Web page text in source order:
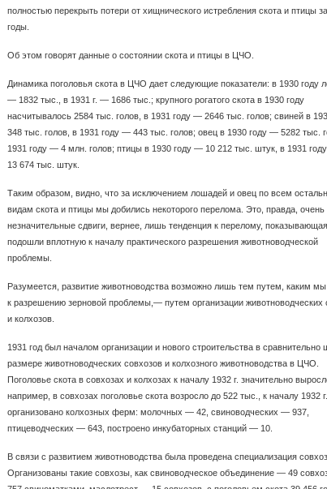
полностью перекрыть потери от хищнического истребления скота и птицы
годы.
Об этом говорят данные о состоянии скота и птицы в ЦЧО.
Динамика поголовья скота в ЦЧО дает следующие показатели: в 1930 году
— 1832 тыс., в 1931 г. — 1686 тыс.; крупного рогатого скота в 1930 году
насчитывалось 2584 тыс. голов, в 1931 году — 2646 тыс. голов; свиней в
348 тыс. голов, в 1931 году — 443 тыс. голов; овец в 1930 году — 5282 тыс.
1931 году — 4 млн. голов; птицы в 1930 году — 10 212 тыс. штук, в 1931
13 674 тыс. штук.
Таким образом, видно, что за исключением лошадей и овец по всем
видам скота и птицы мы добились некоторого перелома. Это, правда, очень
незначительные сдвиги, вернее, лишь тенденция к перелому,
подошли вплотную к началу практического разрешения животноводческой
проблемы.
Разумеется, развитие животноводства возможно лишь тем путем, каким
к разрешению зерновой проблемы,— путем организации животноводческих
и колхозов.
1931 год был началом организации и нового строительства в сравнительно
размере животноводческих совхозов и колхозного животноводства в ЦЧО.
Поголовье скота в совхозах и колхозах к началу 1932 г. значительно
например, в совхозах поголовье скота возросло до 522 тыс., к началу 1932 г.
организовано колхозных ферм: молочных — 42, свиноводческих — 937,
птицеводческих — 643, построено инкубаторных станций — 10.
В связи с развитием животноводства была проведена специализация
Организованы такие совхозы, как свиноводческое объединение — 49